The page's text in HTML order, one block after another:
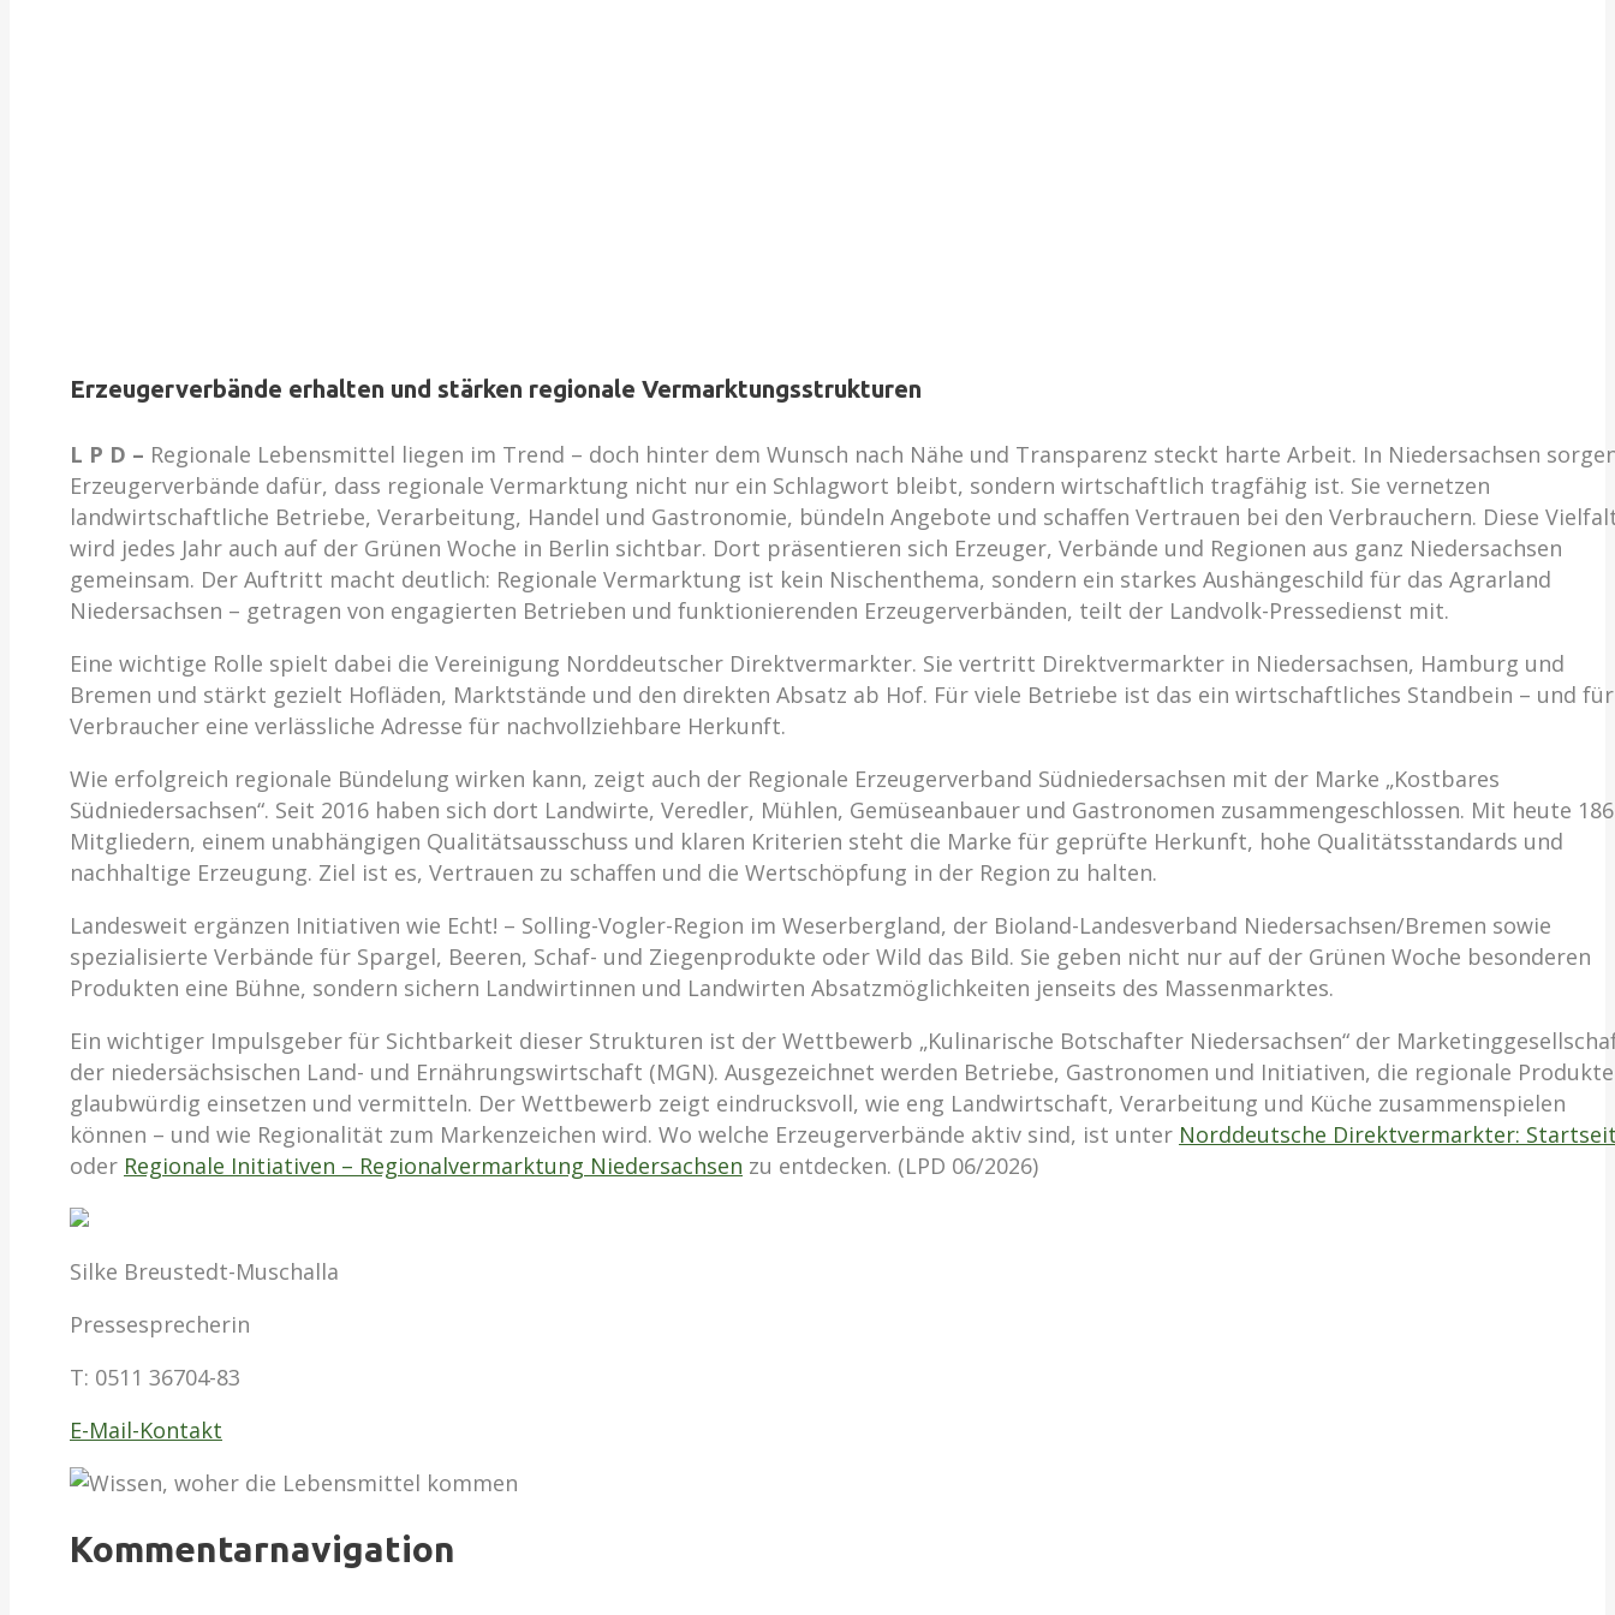
Erzeugerverbände erhalten und stärken regionale Vermarktungsstrukturen
L P D – Regionale Lebensmittel liegen im Trend – doch hinter dem Wunsch nach Nähe und Transparenz steckt harte Arbeit. In Niedersachsen
Erzeugerverbände dafür, dass regionale Vermarktung nicht nur ein Schlagwort bleibt, sondern wirtschaftlich tragfähig ist. Sie vernetzen
landwirtschaftliche Betriebe, Verarbeitung, Handel und Gastronomie, bündeln Angebote und schaffen Vertrauen bei den Verbrauchern. Diese
wird jedes Jahr auch auf der Grünen Woche in Berlin sichtbar. Dort präsentieren sich Erzeuger, Verbände und Regionen aus ganz Niedersachsen
gemeinsam. Der Auftritt macht deutlich: Regionale Vermarktung ist kein Nischenthema, sondern ein starkes Aushängeschild für das Agrarland
Niedersachsen – getragen von engagierten Betrieben und funktionierenden Erzeugerverbänden, teilt der Landvolk-Pressedienst mit.
Eine wichtige Rolle spielt dabei die Vereinigung Norddeutscher Direktvermarkter. Sie vertritt Direktvermarkter in Niedersachsen, Hamburg und
Bremen und stärkt gezielt Hofläden, Marktstände und den direkten Absatz ab Hof. Für viele Betriebe ist das ein wirtschaftliches Standbein – und für
Verbraucher eine verlässliche Adresse für nachvollziehbare Herkunft.
Wie erfolgreich regionale Bündelung wirken kann, zeigt auch der Regionale Erzeugerverband Südniedersachsen mit der Marke „Kostbares
Südniedersachsen“. Seit 2016 haben sich dort Landwirte, Veredler, Mühlen, Gemüseanbauer und Gastronomen zusammengeschlossen. Mit heute 186
Mitgliedern, einem unabhängigen Qualitätsausschuss und klaren Kriterien steht die Marke für geprüfte Herkunft, hohe Qualitätsstandards und
nachhaltige Erzeugung. Ziel ist es, Vertrauen zu schaffen und die Wertschöpfung in der Region zu halten.
Landesweit ergänzen Initiativen wie Echt! – Solling-Vogler-Region im Weserbergland, der Bioland-Landesverband Niedersachsen/Bremen sowie
spezialisierte Verbände für Spargel, Beeren, Schaf- und Ziegenprodukte oder Wild das Bild. Sie geben nicht nur auf der Grünen Woche besonderen
Produkten eine Bühne, sondern sichern Landwirtinnen und Landwirten Absatzmöglichkeiten jenseits des Massenmarktes.
Ein wichtiger Impulsgeber für Sichtbarkeit dieser Strukturen ist der Wettbewerb „Kulinarische Botschafter Niedersachsen“ der
der niedersächsischen Land- und Ernährungswirtschaft (MGN). Ausgezeichnet werden Betriebe, Gastronomen und Initiativen, die regionale Produkte
glaubwürdig einsetzen und vermitteln. Der Wettbewerb zeigt eindrucksvoll, wie eng Landwirtschaft, Verarbeitung und Küche zusammenspielen
können – und wie Regionalität zum Markenzeichen wird. Wo welche Erzeugerverbände aktiv sind, ist unter Norddeutsche Direktvermarkter:
oder Regionale Initiativen – Regionalvermarktung Niedersachsen zu entdecken. (LPD 06/2026)
Silke Breustedt-Muschalla
Pressesprecherin
T: 0511 36704-83
E-Mail-Kontakt
Kommentarnavigation